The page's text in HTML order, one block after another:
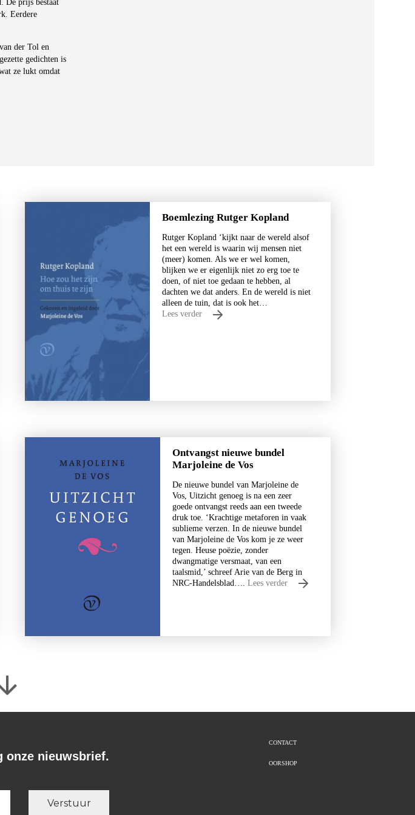
De prijs bestaat
Eerdere
der Tol en
gedichten is
ze lukt omdat
Boemlezing Rutger Kopland
Rutger Kopland ‘kijkt naar de wereld alsof
het een wereld is waarin wij mensen niet
(meer) komen. Als we er wel komen,
blijken we er eigenlijk niet zo erg toe te
doen, of niet toe gedaan te hebben, al
dachten we dat anders. En de wereld is niet
alleen de tuin, dat is ook het…
Lees verder
Ontvangst nieuwe bundel
Marjoleine de Vos
De nieuwe bundel van Marjoleine de
Vos, Uitzicht genoeg is na een zeer
goede ontvangst reeds aan een tweede
druk toe. ‘Krachtige metaforen in vaak
sublieme verzen. In de nieuwe bundel
van Marjoleine de Vos kom je ze weer
tegen. Heuse poëzie, zonder
dwangmatige versmaat, van een
taalsmid,’ schreef Arie van de Berg in
NRC-Handelsblad….Lees verder
onze nieuwsbrief.
CONTACT
OORSHOP